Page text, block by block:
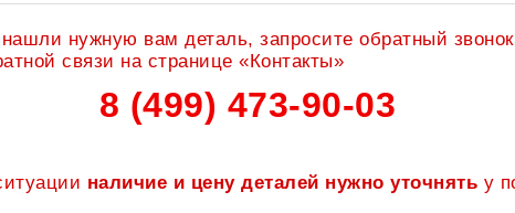
нужную вам деталь, запросите обратный
связи на странице «Контакты»
8 (499) 473-90-03
наличие и цену деталей нужно уточнять у